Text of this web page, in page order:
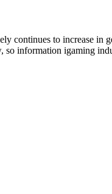
continues to increase
so information igaming